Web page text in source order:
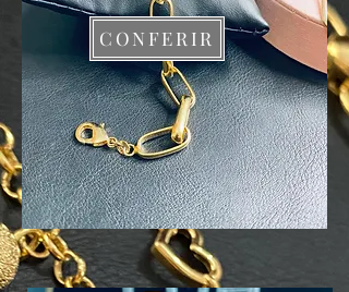
CONFERIR